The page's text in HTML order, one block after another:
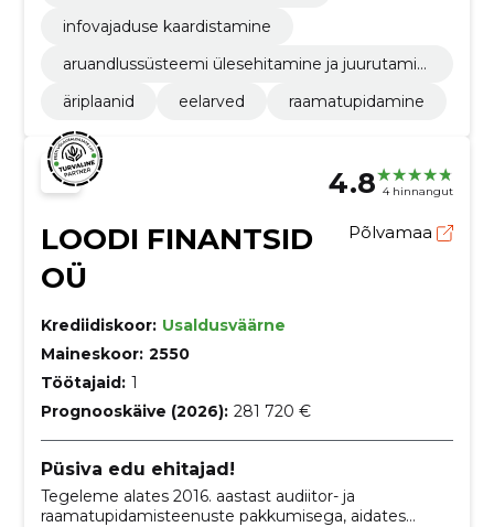
infovajaduse kaardistamine
aruandlussüsteemi ülesehitamine ja juurutamin
äriplaanid
eelarved raamatupidamine
4.8 4 hinnangut
LOODI FINANTSID
OÜ
Põlvamaa
Krediidiskoor: Usaldusväärne
Maineskoor: 2550
Töötajaid: 1
Prognooskäive (2026): 281 720 €
Püsiva edu ehitajad!
Tegeleme alates 2016. aastast audiitor- ja
raamatupidamisteenuste pakkumisega, aidates